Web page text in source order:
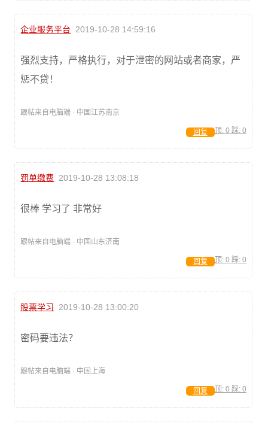
企业服务平台 2019-10-28 14:59:16
强烈支持，严格执行，对于泄密的网站或者商家，严
惩不贷！
跟帖来自电脑端 · 中国江苏南京
顶: 0 踩: 0
回复
罚单缴费 2019-10-28 13:08:18
很棒 学习了 非常好
跟帖来自电脑端 · 中国山东济南
顶: 0 踩: 0
回复
股票学习 2019-10-28 13:00:20
密码要违法？
跟帖来自电脑端 · 中国上海
顶: 0 踩: 0
回复